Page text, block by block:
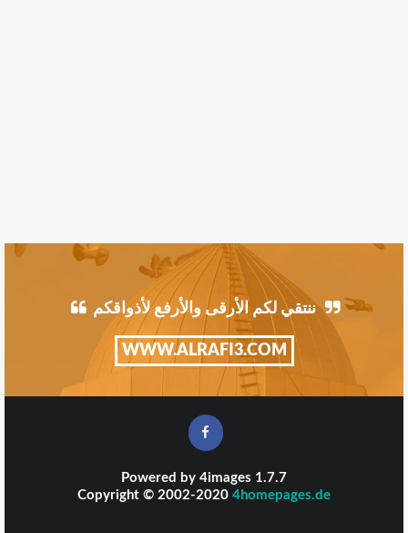
ننتقي لكم الأرقى والأرفع لأذواقكم
WWW.ALRAFI3.COM
Powered by 4images 1.7.7
Copyright © 2002-2020 4homepages.de